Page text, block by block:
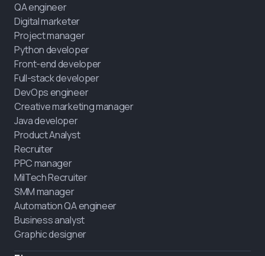
QA engineer
Digital marketer
Project manager
Python developer
Front-end developer
Full-stack developer
DevOps engineer
Creative marketing manager
Java developer
Product Analyst
Recruiter
PPC manager
MilTech Recruiter
SMM manager
Automation QA engineer
Business analyst
Graphic designer